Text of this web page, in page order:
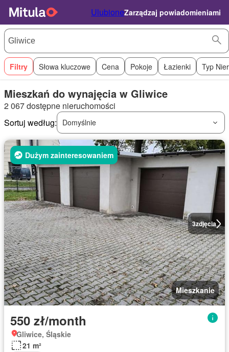
UlubioneZarządzaj powiadomieniami
Filtry Słowa kluczowe Cena Pokoje Łazienki Typ
Mieszkań do wynajęcia w Gliwice
2 067 dostępne nieruchomości
Sortuj według:
Domyślnie
3zdjęcia
Dużym zainteresowaniem
Mieszkanie
550 zł/month
Gliwice, Śląskie
21 m²